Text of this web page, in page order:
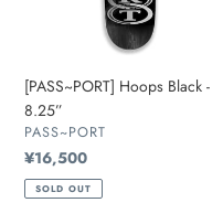
[PASS~PORT] Hoops Black -
8.25”
販
売
PASS~PORT
通
常
価
¥16,500
SOLD OUT